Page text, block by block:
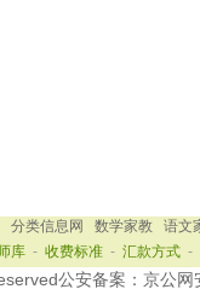
分类信息网 数学家教 语文
库 - 收费标准 - 汇款方式 -
公安备案：京公